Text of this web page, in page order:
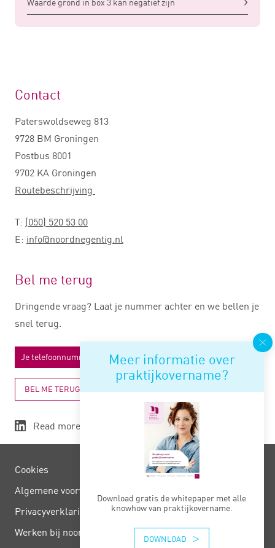
Waarde grond in box 3 kan negatief zijn
Meer informatie over
praktijkovername?
Download gratis de whitepaper met alle
knowhow van praktijkovername.
DOWNLOAD
Contact
Paterswoldseweg 813
9728 BM Groningen
Postbus 8001
9702 KA Groningen
Routebeschrijving
T: (050) 520 53 00
E: info@noordnegentig.nl
Bel me terug
Dringende vraag? Laat je nummer achter en we bellen je
snel terug.
BEL ME TERUG
Read more
Cookies
Algemene voorwaarden
Privacy­verklaring
Werken bij noord negentig